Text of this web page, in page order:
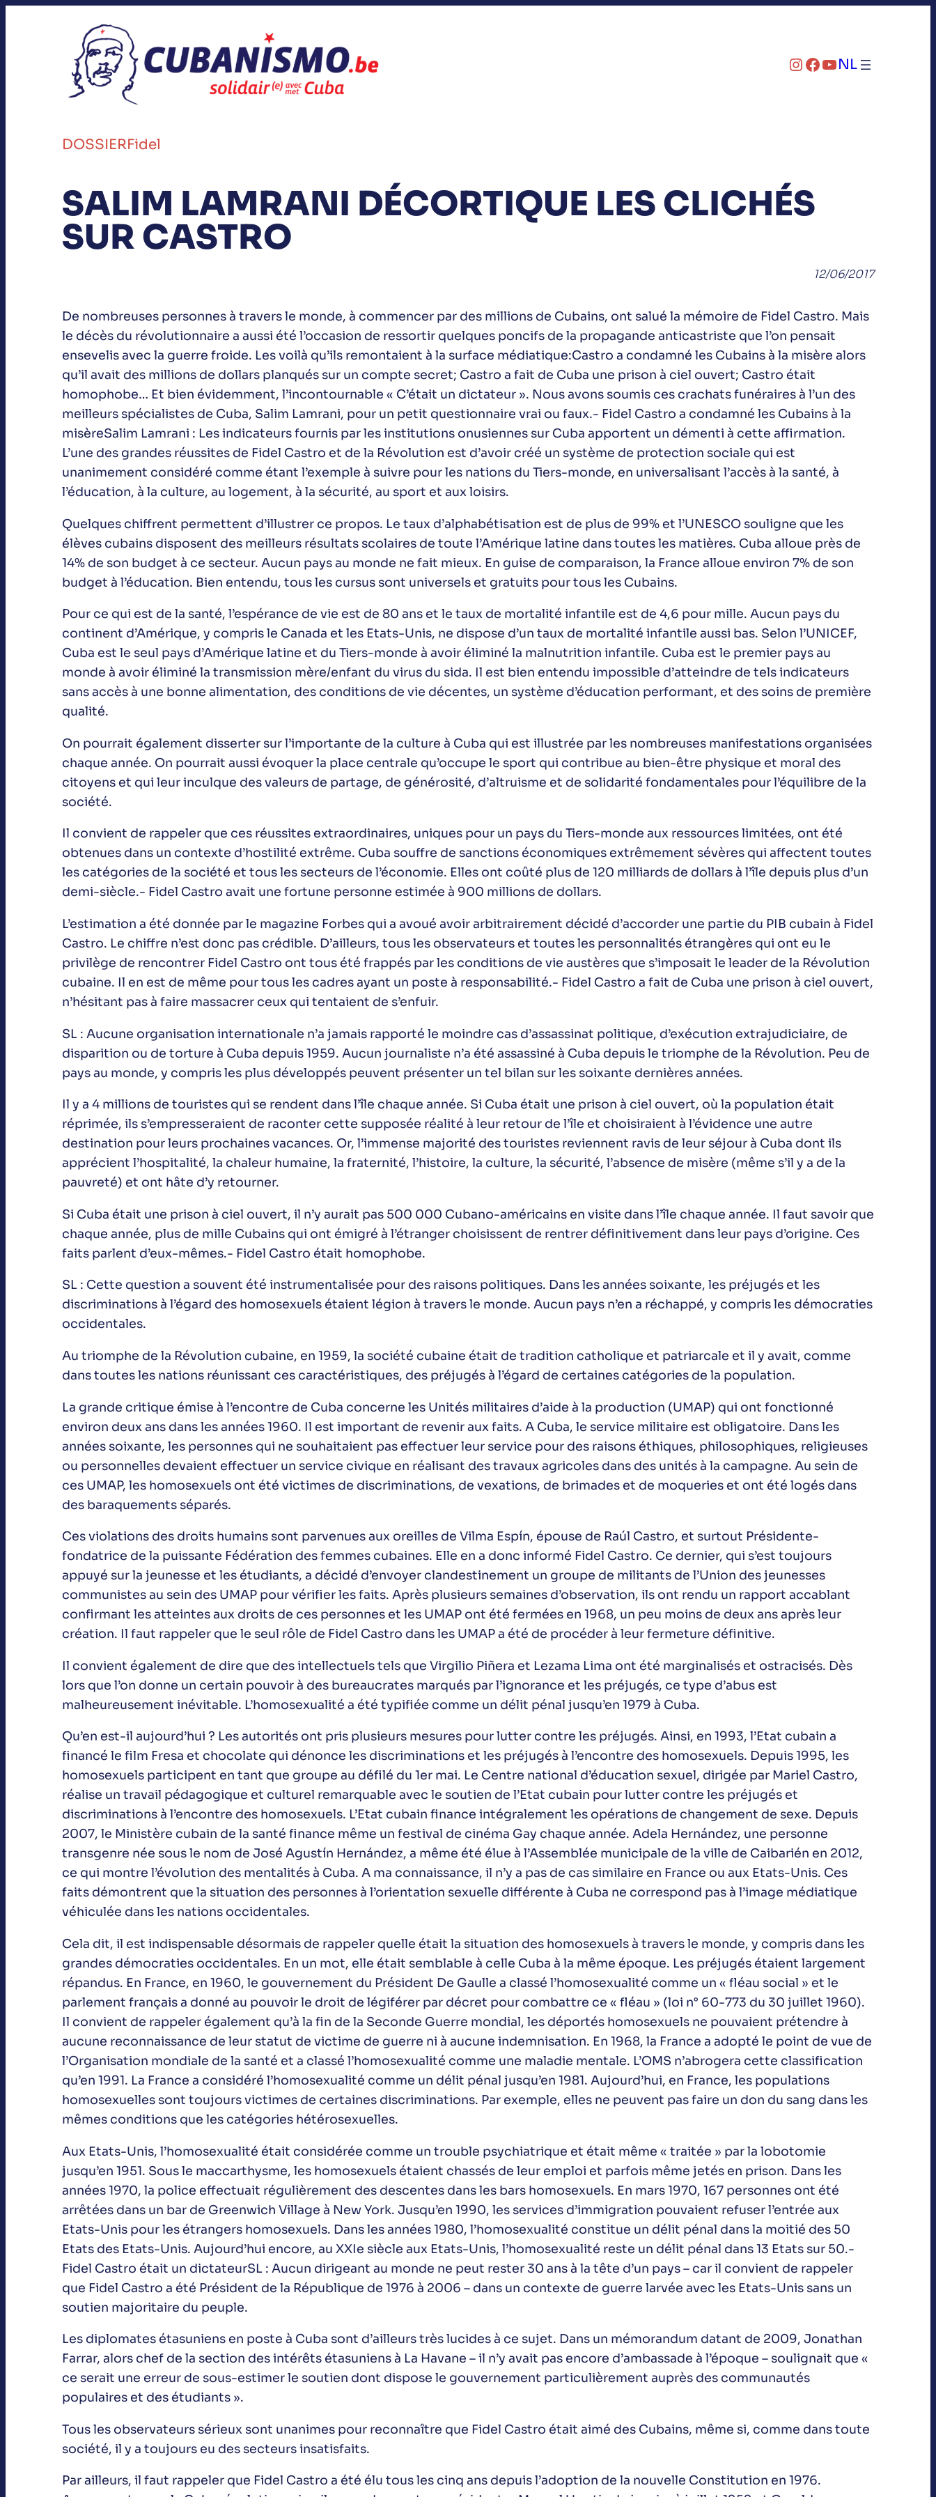
InstagramFacebook YouTube NL
DOSSIERFidel
SALIM LAMRANI DÉCORTIQUE LES CLICHÉS
SUR CASTRO
12/06/2017
De nombreuses personnes à travers le monde, à commencer par des millions de Cubains, ont salué la mémoire de Fidel Castro. Mais
le décès du révolutionnaire a aussi été l’occasion de ressortir quelques poncifs de la propagande anticastriste que l’on pensait
ensevelis avec la guerre froide. Les voilà qu’ils remontaient à la surface médiatique:Castro a condamné les Cubains à la misère alors
qu’il avait des millions de dollars planqués sur un compte secret; Castro a fait de Cuba une prison à ciel ouvert; Castro était
homophobe… Et bien évidemment, l’incontournable « C’était un dictateur ». Nous avons soumis ces crachats funéraires à l’un des
meilleurs spécialistes de Cuba, Salim Lamrani, pour un petit questionnaire vrai ou faux.- Fidel Castro a condamné les Cubains à la
misèreSalim Lamrani : Les indicateurs fournis par les institutions onusiennes sur Cuba apportent un démenti à cette affirmation.
L’une des grandes réussites de Fidel Castro et de la Révolution est d’avoir créé un système de protection sociale qui est
unanimement considéré comme étant l’exemple à suivre pour les nations du Tiers-monde, en universalisant l’accès à la santé, à
l’éducation, à la culture, au logement, à la sécurité, au sport et aux loisirs.
Quelques chiffrent permettent d’illustrer ce propos. Le taux d’alphabétisation est de plus de 99% et l’UNESCO souligne que les
élèves cubains disposent des meilleurs résultats scolaires de toute l’Amérique latine dans toutes les matières. Cuba alloue près de
14% de son budget à ce secteur. Aucun pays au monde ne fait mieux. En guise de comparaison, la France alloue environ 7% de son
budget à l’éducation. Bien entendu, tous les cursus sont universels et gratuits pour tous les Cubains.
Pour ce qui est de la santé, l’espérance de vie est de 80 ans et le taux de mortalité infantile est de 4,6 pour mille. Aucun pays du
continent d’Amérique, y compris le Canada et les Etats-Unis, ne dispose d’un taux de mortalité infantile aussi bas. Selon l’UNICEF,
Cuba est le seul pays d’Amérique latine et du Tiers-monde à avoir éliminé la malnutrition infantile. Cuba est le premier pays au
monde à avoir éliminé la transmission mère/enfant du virus du sida. Il est bien entendu impossible d’atteindre de tels indicateurs
sans accès à une bonne alimentation, des conditions de vie décentes, un système d’éducation performant, et des soins de première
qualité.
On pourrait également disserter sur l’importante de la culture à Cuba qui est illustrée par les nombreuses manifestations organisées
chaque année. On pourrait aussi évoquer la place centrale qu’occupe le sport qui contribue au bien-être physique et moral des
citoyens et qui leur inculque des valeurs de partage, de générosité, d’altruisme et de solidarité fondamentales pour l’équilibre de la
société.
Il convient de rappeler que ces réussites extraordinaires, uniques pour un pays du Tiers-monde aux ressources limitées, ont été
obtenues dans un contexte d’hostilité extrême. Cuba souffre de sanctions économiques extrêmement sévères qui affectent toutes
les catégories de la société et tous les secteurs de l’économie. Elles ont coûté plus de 120 milliards de dollars à l’île depuis plus d’un
demi-siècle.- Fidel Castro avait une fortune personne estimée à 900 millions de dollars.
L’estimation a été donnée par le magazine Forbes qui a avoué avoir arbitrairement décidé d’accorder une partie du PIB cubain à Fidel
Castro. Le chiffre n’est donc pas crédible. D’ailleurs, tous les observateurs et toutes les personnalités étrangères qui ont eu le
privilège de rencontrer Fidel Castro ont tous été frappés par les conditions de vie austères que s’imposait le leader de la Révolution
cubaine. Il en est de même pour tous les cadres ayant un poste à responsabilité.- Fidel Castro a fait de Cuba une prison à ciel ouvert,
n’hésitant pas à faire massacrer ceux qui tentaient de s’enfuir.
SL : Aucune organisation internationale n’a jamais rapporté le moindre cas d’assassinat politique, d’exécution extrajudiciaire, de
disparition ou de torture à Cuba depuis 1959. Aucun journaliste n’a été assassiné à Cuba depuis le triomphe de la Révolution. Peu de
pays au monde, y compris les plus développés peuvent présenter un tel bilan sur les soixante dernières années.
Il y a 4 millions de touristes qui se rendent dans l’île chaque année. Si Cuba était une prison à ciel ouvert, où la population était
réprimée, ils s’empresseraient de raconter cette supposée réalité à leur retour de l’île et choisiraient à l’évidence une autre
destination pour leurs prochaines vacances. Or, l’immense majorité des touristes reviennent ravis de leur séjour à Cuba dont ils
apprécient l’hospitalité, la chaleur humaine, la fraternité, l’histoire, la culture, la sécurité, l’absence de misère (même s’il y a de la
pauvreté) et ont hâte d’y retourner.
Si Cuba était une prison à ciel ouvert, il n’y aurait pas 500 000 Cubano-américains en visite dans l’île chaque année. Il faut savoir que
chaque année, plus de mille Cubains qui ont émigré à l’étranger choisissent de rentrer définitivement dans leur pays d’origine. Ces
faits parlent d’eux-mêmes.- Fidel Castro était homophobe.
SL : Cette question a souvent été instrumentalisée pour des raisons politiques. Dans les années soixante, les préjugés et les
discriminations à l’égard des homosexuels étaient légion à travers le monde. Aucun pays n’en a réchappé, y compris les démocraties
occidentales.
Au triomphe de la Révolution cubaine, en 1959, la société cubaine était de tradition catholique et patriarcale et il y avait, comme
dans toutes les nations réunissant ces caractéristiques, des préjugés à l’égard de certaines catégories de la population.
La grande critique émise à l’encontre de Cuba concerne les Unités militaires d’aide à la production (UMAP) qui ont fonctionné
environ deux ans dans les années 1960. Il est important de revenir aux faits. A Cuba, le service militaire est obligatoire. Dans les
années soixante, les personnes qui ne souhaitaient pas effectuer leur service pour des raisons éthiques, philosophiques, religieuses
ou personnelles devaient effectuer un service civique en réalisant des travaux agricoles dans des unités à la campagne. Au sein de
ces UMAP, les homosexuels ont été victimes de discriminations, de vexations, de brimades et de moqueries et ont été logés dans
des baraquements séparés.
Ces violations des droits humains sont parvenues aux oreilles de Vilma Espín, épouse de Raúl Castro, et surtout Présidente-
fondatrice de la puissante Fédération des femmes cubaines. Elle en a donc informé Fidel Castro. Ce dernier, qui s’est toujours
appuyé sur la jeunesse et les étudiants, a décidé d’envoyer clandestinement un groupe de militants de l’Union des jeunesses
communistes au sein des UMAP pour vérifier les faits. Après plusieurs semaines d’observation, ils ont rendu un rapport accablant
confirmant les atteintes aux droits de ces personnes et les UMAP ont été fermées en 1968, un peu moins de deux ans après leur
création. Il faut rappeler que le seul rôle de Fidel Castro dans les UMAP a été de procéder à leur fermeture définitive.
Il convient également de dire que des intellectuels tels que Virgilio Piñera et Lezama Lima ont été marginalisés et ostracisés. Dès
lors que l’on donne un certain pouvoir à des bureaucrates marqués par l’ignorance et les préjugés, ce type d’abus est
malheureusement inévitable. L’homosexualité a été typifiée comme un délit pénal jusqu’en 1979 à Cuba.
Qu’en est-il aujourd’hui ? Les autorités ont pris plusieurs mesures pour lutter contre les préjugés. Ainsi, en 1993, l’Etat cubain a
financé le film Fresa et chocolate qui dénonce les discriminations et les préjugés à l’encontre des homosexuels. Depuis 1995, les
homosexuels participent en tant que groupe au défilé du 1er mai. Le Centre national d’éducation sexuel, dirigée par Mariel Castro,
réalise un travail pédagogique et culturel remarquable avec le soutien de l’Etat cubain pour lutter contre les préjugés et
discriminations à l’encontre des homosexuels. L’Etat cubain finance intégralement les opérations de changement de sexe. Depuis
2007, le Ministère cubain de la santé finance même un festival de cinéma Gay chaque année. Adela Hernández, une personne
transgenre née sous le nom de José Agustín Hernández, a même été élue à l’Assemblée municipale de la ville de Caibarién en 2012,
ce qui montre l’évolution des mentalités à Cuba. A ma connaissance, il n’y a pas de cas similaire en France ou aux Etats-Unis. Ces
faits démontrent que la situation des personnes à l’orientation sexuelle différente à Cuba ne correspond pas à l’image médiatique
véhiculée dans les nations occidentales.
Cela dit, il est indispensable désormais de rappeler quelle était la situation des homosexuels à travers le monde, y compris dans les
grandes démocraties occidentales. En un mot, elle était semblable à celle Cuba à la même époque. Les préjugés étaient largement
répandus. En France, en 1960, le gouvernement du Président De Gaulle a classé l’homosexualité comme un « fléau social » et le
parlement français a donné au pouvoir le droit de légiférer par décret pour combattre ce « fléau » (loi n° 60-773 du 30 juillet 1960).
Il convient de rappeler également qu’à la fin de la Seconde Guerre mondial, les déportés homosexuels ne pouvaient prétendre à
aucune reconnaissance de leur statut de victime de guerre ni à aucune indemnisation. En 1968, la France a adopté le point de vue de
l’Organisation mondiale de la santé et a classé l’homosexualité comme une maladie mentale. L’OMS n’abrogera cette classification
qu’en 1991. La France a considéré l’homosexualité comme un délit pénal jusqu’en 1981. Aujourd’hui, en France, les populations
homosexuelles sont toujours victimes de certaines discriminations. Par exemple, elles ne peuvent pas faire un don du sang dans les
mêmes conditions que les catégories hétérosexuelles.
Aux Etats-Unis, l’homosexualité était considérée comme un trouble psychiatrique et était même « traitée » par la lobotomie
jusqu’en 1951. Sous le maccarthysme, les homosexuels étaient chassés de leur emploi et parfois même jetés en prison. Dans les
années 1970, la police effectuait régulièrement des descentes dans les bars homosexuels. En mars 1970, 167 personnes ont été
arrêtées dans un bar de Greenwich Village à New York. Jusqu’en 1990, les services d’immigration pouvaient refuser l’entrée aux
Etats-Unis pour les étrangers homosexuels. Dans les années 1980, l’homosexualité constitue un délit pénal dans la moitié des 50
Etats des Etats-Unis. Aujourd’hui encore, au XXIe siècle aux Etats-Unis, l’homosexualité reste un délit pénal dans 13 Etats sur 50.-
Fidel Castro était un dictateurSL : Aucun dirigeant au monde ne peut rester 30 ans à la tête d’un pays – car il convient de rappeler
que Fidel Castro a été Président de la République de 1976 à 2006 – dans un contexte de guerre larvée avec les Etats-Unis sans un
soutien majoritaire du peuple.
Les diplomates étasuniens en poste à Cuba sont d’ailleurs très lucides à ce sujet. Dans un mémorandum datant de 2009, Jonathan
Farrar, alors chef de la section des intérêts étasuniens à La Havane – il n’y avait pas encore d’ambassade à l’époque – soulignait que «
ce serait une erreur de sous-estimer le soutien dont dispose le gouvernement particulièrement auprès des communautés
populaires et des étudiants ».
Tous les observateurs sérieux sont unanimes pour reconnaître que Fidel Castro était aimé des Cubains, même si, comme dans toute
société, il y a toujours eu des secteurs insatisfaits.
Par ailleurs, il faut rappeler que Fidel Castro a été élu tous les cinq ans depuis l’adoption de la nouvelle Constitution en 1976.